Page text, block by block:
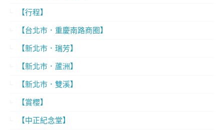
【行程】
【台北市．重慶南路商圈】
【新北市．瑞芳】
【新北市．蘆洲】
【新北市．雙溪】
【賞櫻】
【中正紀念堂】